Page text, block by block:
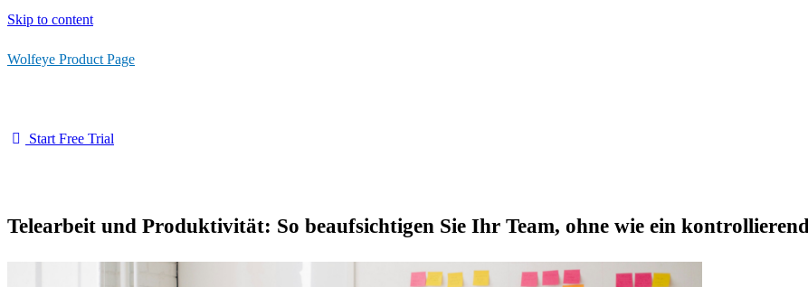
Skip to content
Wolfeye Product Page
Start Free Trial
Telearbeit und Produktivität: So beaufsichtigen Sie Ihr Team, ohne wie ein